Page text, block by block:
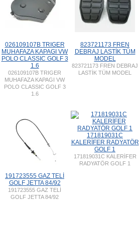
026109107B TRIGER
MUHAFAZA KAPAGI VW
POLO CLASSIC GOLF 3
1.6
026109107B TRIGER
MUHAFAZA KAPAGI VW
POLO CLASSIC GOLF 3
1.6
823721173 FREN
DEBRAJ LASTİK TÜM
MODEL
823721173 FREN DEBRAJ
LASTİK TÜM MODEL
191723555 GAZ TELİ
GOLF JETTA 84/92
191723555 GAZ TELİ
GOLF JETTA 84/92
171819031C
KALERİFER RADYATÖR
GOLF 1
171819031C KALERİFER
RADYATÖR GOLF 1